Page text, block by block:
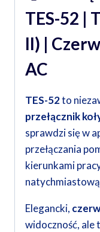
TES-52 |
II) |
AC
TES-52to
przełącznik
sprawdzi się w
przełączania
kierunkami
Elegancki,
widoczność, ale